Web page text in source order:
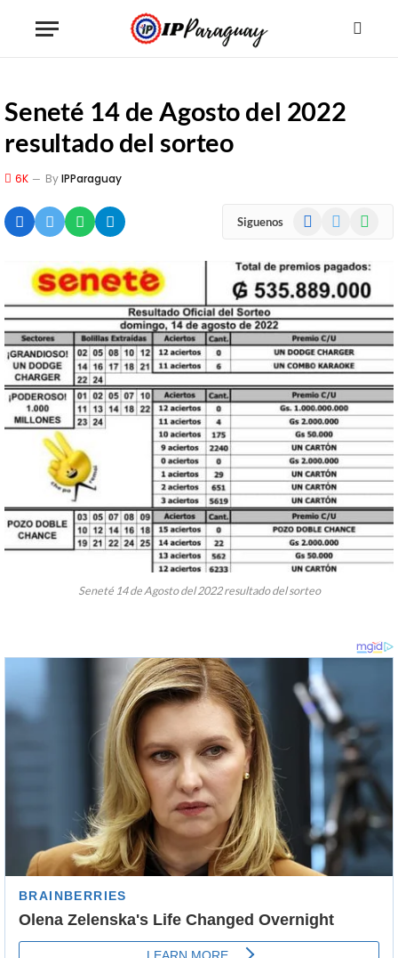
Seneté 14 de Agosto del 2022
resultado del sorteo
6K ByIPParaguay
Siguenos Facebook
Seneté 14 de Agosto del 2022 resultado del sorteo